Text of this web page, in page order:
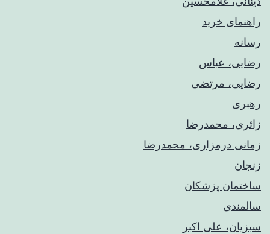
راهنمای خريد
رسانه
رضایی، عباس
رضایی، مرتضی
رهبری
زائری، محمدرضا
زمانی درمزاری، محمدرضا
زنجان
ساختمان پزشکان
سالمندی
سبزیان، علی اکبر